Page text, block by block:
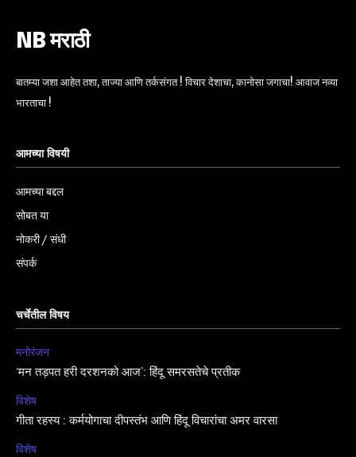
NB मराठी
बातम्या जशा आहेत तशा, ताज्या आणि तर्कसंगत ! विचार देशाचा, कानोसा जगाचा! आवाज नव्या
भारताचा !
आमच्या विषयी
आमच्या बद्दल
सोबत या
नोकरी / संधी
संपर्क
चर्चेतील विषय
मनोरंजन
‘मन तड़पत हरी दरशनको आज’: हिंदू समरसतेचे प्रतीक
विशेष
गीता रहस्य : कर्मयोगाचा दीपस्तंभ आणि हिंदू विचारांचा अमर वारसा
विशेष